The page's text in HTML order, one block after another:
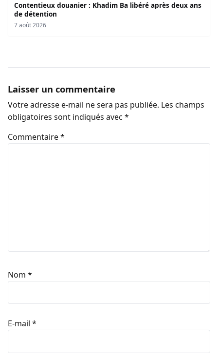
Contentieux douanier : Khadim Ba libéré après deux ans
de détention
7 août 2026
Laisser un commentaire
Votre adresse e-mail ne sera pas publiée. Les champs
obligatoires sont indiqués avec *
Commentaire*
Nom *
E-mail *